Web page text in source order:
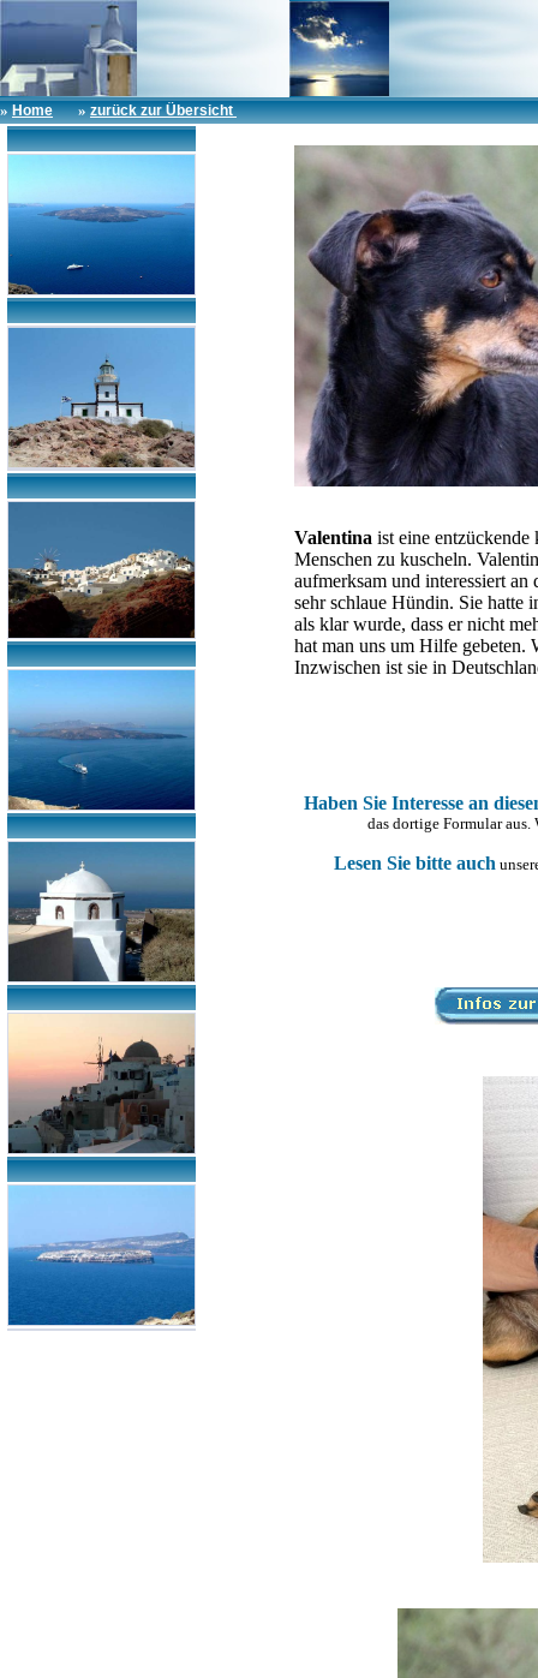
» Home »zurück zur Übersicht
Valentina ist eine
Menschen zu kuscheln.
aufmerksam und interessiert
sehr schlaue Hündin. Sie hatte
als klar wurde, dass er nicht
hat man uns um Hilfe gebeten.
Inzwischen ist sie in
Haben Sie Interesse an
das dortige Formular
Lesen Sie bitte auch